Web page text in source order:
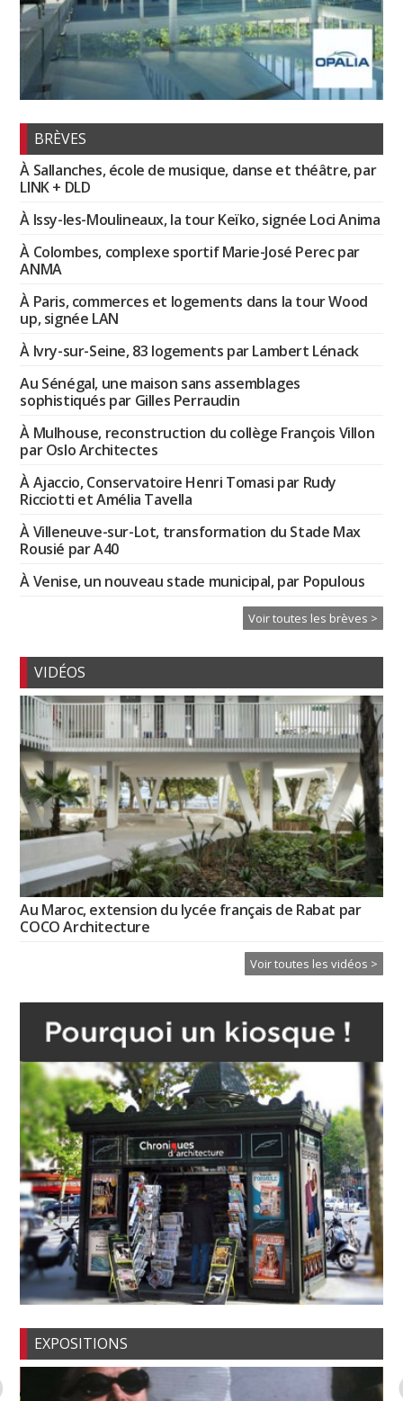
BRÈVES
À Sallanches, école de musique, danse et théâtre, par
LINK + DLD
À Issy-les-Moulineaux, la tour Keïko, signée Loci Anima
À Colombes, complexe sportif Marie-José Perec par
ANMA
À Paris, commerces et logements dans la tour Wood
up, signée LAN
À Ivry-sur-Seine, 83 logements par Lambert Lénack
Au Sénégal, une maison sans assemblages
sophistiqués par Gilles Perraudin
À Mulhouse, reconstruction du collège François Villon
par Oslo Architectes
À Ajaccio, Conservatoire Henri Tomasi par Rudy
Ricciotti et Amélia Tavella
À Villeneuve-sur-Lot, transformation du Stade Max
Rousié par A40
À Venise, un nouveau stade municipal, par Populous
Voir toutes les brèves >
VIDÉOS
Au Maroc, extension du lycée français de Rabat par
COCO Architecture
Voir toutes les vidéos >
EXPOSITIONS